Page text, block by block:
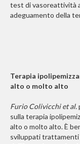
test di vasoreattività
adeguamento della
Terapia
alto o molto alto
Furio Colivicchi et al.
sulla terapia
alto o molto alto. È
sviluppati